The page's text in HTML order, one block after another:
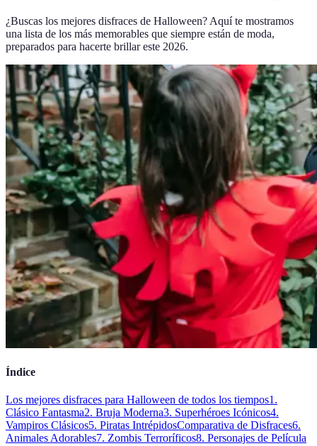
¿Buscas los mejores disfraces de Halloween? Aquí te mostramos
una lista de los más memorables que siempre están de moda,
preparados para hacerte brillar este 2026.
Índice
Los mejores disfraces para Halloween de todos los tiempos1.
Clásico Fantasma2. Bruja Moderna3. Superhéroes Icónicos4.
Vampiros Clásicos5. Piratas IntrépidosComparativa de Disfraces6.
Animales Adorables7. Zombis Terroríficos8. Personajes de Película